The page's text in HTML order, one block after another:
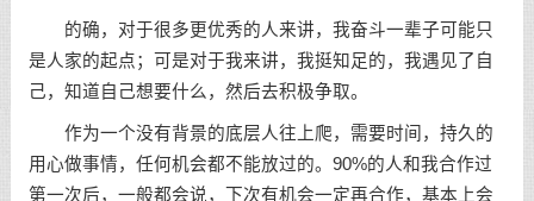
的确，对于很多更优秀的人来讲，我奋斗一辈子可能只
是人家的起点；可是对于我来讲，我挺知足的，我遇见了自
己，知道自己想要什么，然后去积极争取。
作为一个没有背景的底层人往上爬，需要时间，持久的
用心做事情，任何机会都不能放过的。90%的人和我合作过
第一次后，一般都会说，下次有机会一定再合作，基本上会